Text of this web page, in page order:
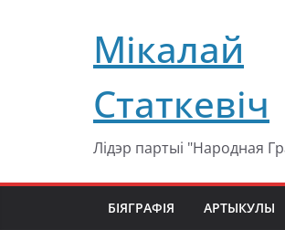
содержимомуМікалай
Статкевіч
Лідэр партыі "Народная
БІЯГРАФІЯ АРТЫКУЛЫ